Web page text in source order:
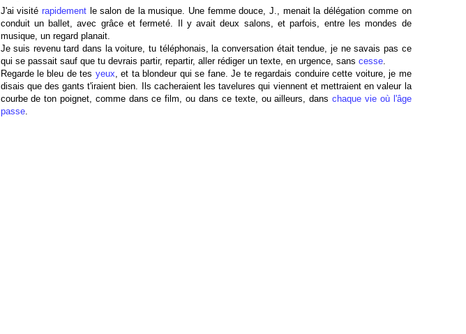
J'ai visité rapidementle salon de la musique. Une femme douce, J., menait la délégation comme on
conduit un ballet, avec grâce et fermeté. Il y avait deux salons, et parfois, entre les mondes de
musique, un regard planait.
Je suis revenu tard dans la voiture, tu téléphonais, la conversation était tendue, je ne savais pas ce
qui se passait sauf que tu devrais partir, repartir, aller rédiger un texte, en urgence, sans cesse.
Regarde le bleu de tes yeux, et ta blondeur qui se fane. Je te regardais conduire cette voiture, je me
disais que des gants t'iraient bien. Ils cacheraient les tavelures qui viennent et mettraient en valeur la
courbe de ton poignet, comme dans ce film, ou dans ce texte, ou ailleurs, dans chaque vie où l'âge
passe.